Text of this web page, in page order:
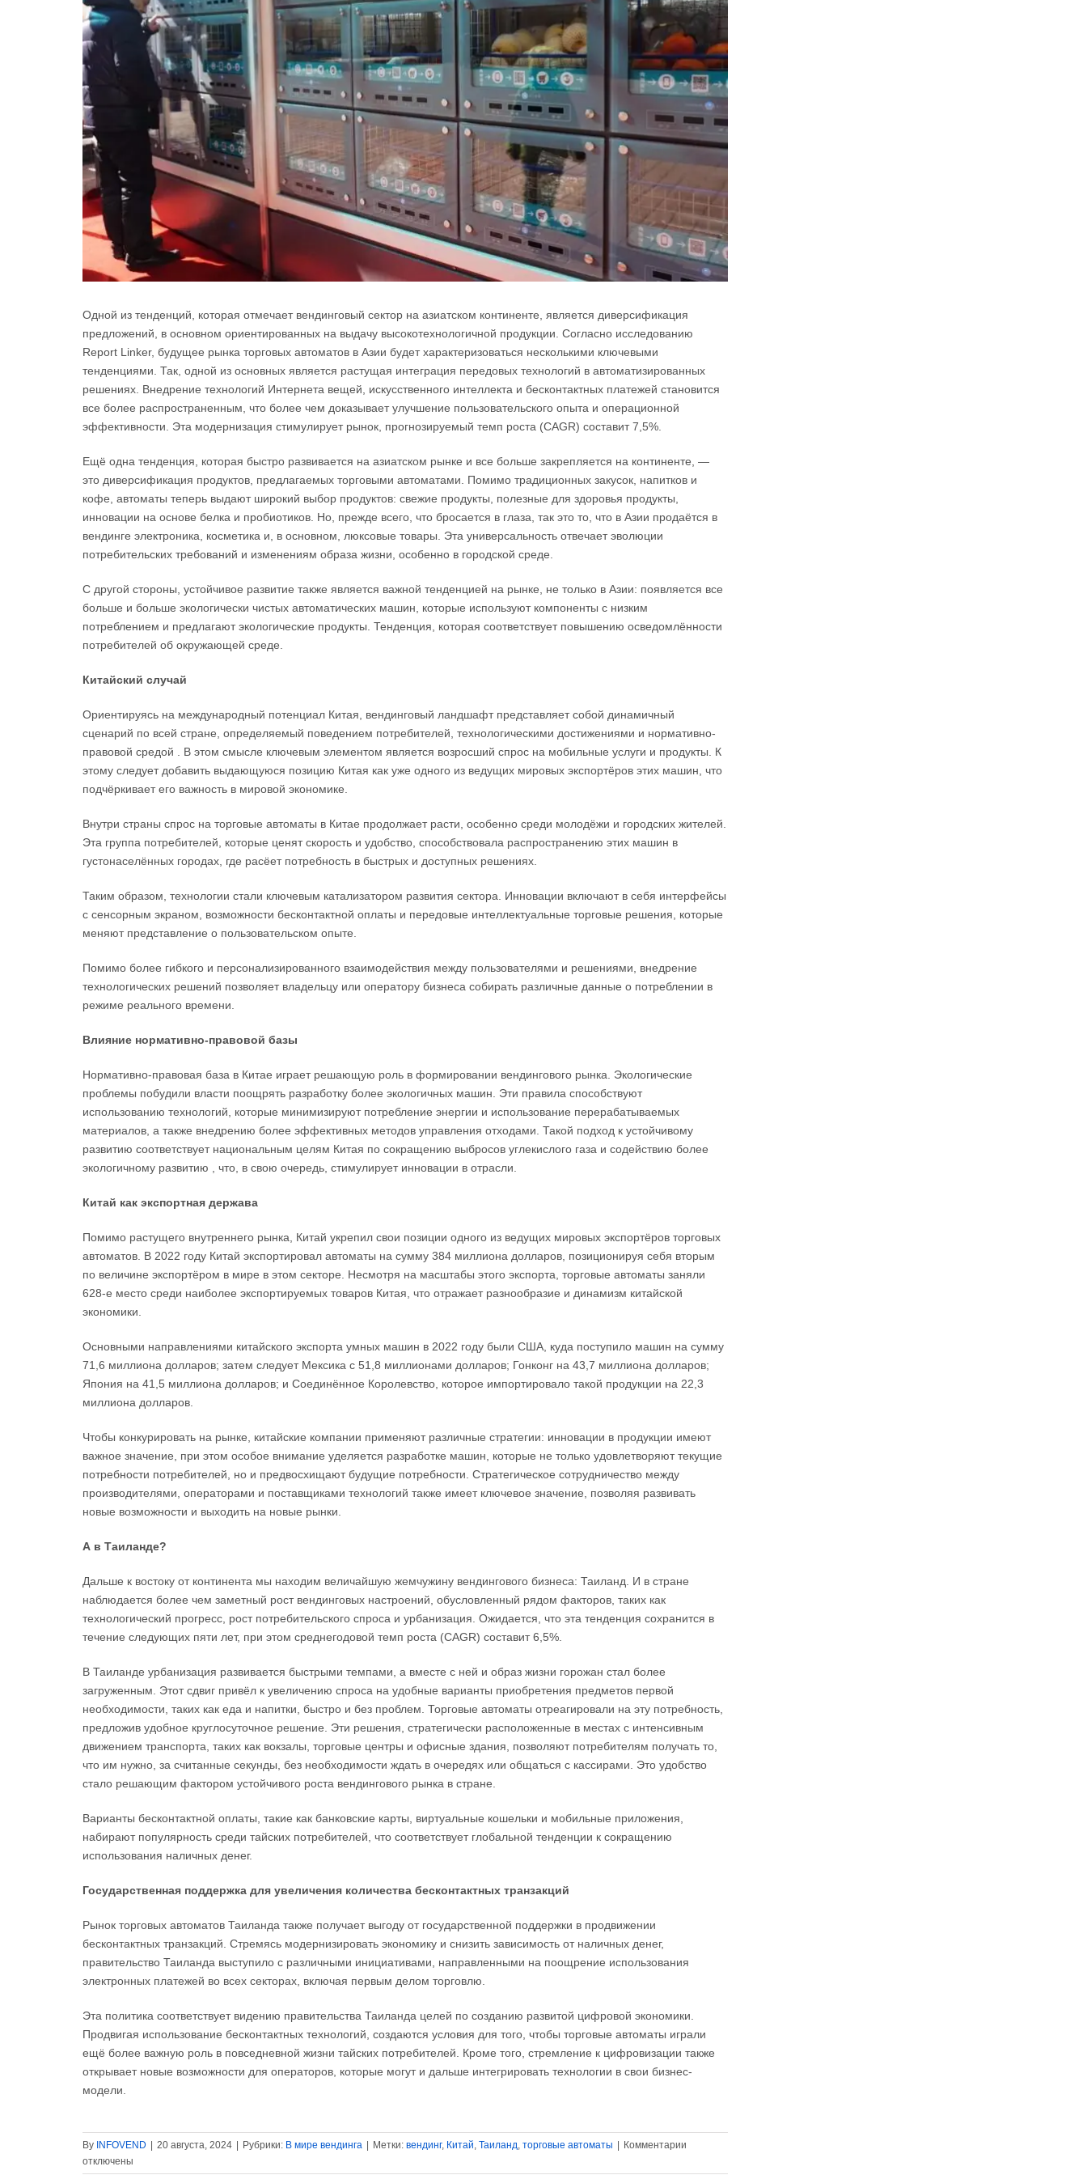
Одной из тенденций, которая отмечает вендинговый сектор на азиатском континенте, является диверсификация
предложений, в основном ориентированных на выдачу высокотехнологичной продукции. Согласно исследованию
Report Linker, будущее рынка торговых автоматов в Азии будет характеризоваться несколькими ключевыми
тенденциями. Так, одной из основных является растущая интеграция передовых технологий в автоматизированных
решениях. Внедрение технологий Интернета вещей, искусственного интеллекта и бесконтактных платежей становится
все более распространенным, что более чем доказывает улучшение пользовательского опыта и операционной
эффективности. Эта модернизация стимулирует рынок, прогнозируемый темп роста (CAGR) составит 7,5%.
Ещё одна тенденция, которая быстро развивается на азиатском рынке и все больше закрепляется на континенте, —
это диверсификация продуктов, предлагаемых торговыми автоматами. Помимо традиционных закусок, напитков и
кофе, автоматы теперь выдают широкий выбор продуктов: свежие продукты, полезные для здоровья продукты,
инновации на основе белка и пробиотиков. Но, прежде всего, что бросается в глаза, так это то, что в Азии продаётся в
вендинге электроника, косметика и, в основном, люксовые товары. Эта универсальность отвечает эволюции
потребительских требований и изменениям образа жизни, особенно в городской среде.
С другой стороны, устойчивое развитие также является важной тенденцией на рынке, не только в Азии: появляется все
больше и больше экологически чистых автоматических машин, которые используют компоненты с низким
потреблением и предлагают экологические продукты. Тенденция, которая соответствует повышению осведомлённости
потребителей об окружающей среде.
Китайский случай
Ориентируясь на международный потенциал Китая, вендинговый ландшафт представляет собой динамичный
сценарий по всей стране, определяемый поведением потребителей, технологическими достижениями и нормативно-
правовой средой . В этом смысле ключевым элементом является возросший спрос на мобильные услуги и продукты. К
этому следует добавить выдающуюся позицию Китая как уже одного из ведущих мировых экспортёров этих машин, что
подчёркивает его важность в мировой экономике.
Внутри страны спрос на торговые автоматы в Китае продолжает расти, особенно среди молодёжи и городских жителей.
Эта группа потребителей, которые ценят скорость и удобство, способствовала распространению этих машин в
густонаселённых городах, где расёет потребность в быстрых и доступных решениях.
Таким образом, технологии стали ключевым катализатором развития сектора. Инновации включают в себя интерфейсы
с сенсорным экраном, возможности бесконтактной оплаты и передовые интеллектуальные торговые решения, которые
меняют представление о пользовательском опыте.
Помимо более гибкого и персонализированного взаимодействия между пользователями и решениями, внедрение
технологических решений позволяет владельцу или оператору бизнеса собирать различные данные о потреблении в
режиме реального времени.
Влияние нормативно-правовой базы
Нормативно-правовая база в Китае играет решающую роль в формировании вендингового рынка. Экологические
проблемы побудили власти поощрять разработку более экологичных машин. Эти правила способствуют
использованию технологий, которые минимизируют потребление энергии и использование перерабатываемых
материалов, а также внедрению более эффективных методов управления отходами. Такой подход к устойчивому
развитию соответствует национальным целям Китая по сокращению выбросов углекислого газа и содействию более
экологичному развитию , что, в свою очередь, стимулирует инновации в отрасли.
Китай как экспортная держава
Помимо растущего внутреннего рынка, Китай укрепил свои позиции одного из ведущих мировых экспортёров торговых
автоматов. В 2022 году Китай экспортировал автоматы на сумму 384 миллиона долларов, позиционируя себя вторым
по величине экспортёром в мире в этом секторе. Несмотря на масштабы этого экспорта, торговые автоматы заняли
628-е место среди наиболее экспортируемых товаров Китая, что отражает разнообразие и динамизм китайской
экономики.
Основными направлениями китайского экспорта умных машин в 2022 году были США, куда поступило машин на сумму
71,6 миллиона долларов; затем следует Мексика с 51,8 миллионами долларов; Гонконг на 43,7 миллиона долларов;
Япония на 41,5 миллиона долларов; и Соединённое Королевство, которое импортировало такой продукции на 22,3
миллиона долларов.
Чтобы конкурировать на рынке, китайские компании применяют различные стратегии: инновации в продукции имеют
важное значение, при этом особое внимание уделяется разработке машин, которые не только удовлетворяют текущие
потребности потребителей, но и предвосхищают будущие потребности. Стратегическое сотрудничество между
производителями, операторами и поставщиками технологий также имеет ключевое значение, позволяя развивать
новые возможности и выходить на новые рынки.
А в Таиланде?
Дальше к востоку от континента мы находим величайшую жемчужину вендингового бизнеса: Таиланд. И в стране
наблюдается более чем заметный рост вендинговых настроений, обусловленный рядом факторов, таких как
технологический прогресс, рост потребительского спроса и урбанизация. Ожидается, что эта тенденция сохранится в
течение следующих пяти лет, при этом среднегодовой темп роста (CAGR) составит 6,5%.
В Таиланде урбанизация развивается быстрыми темпами, а вместе с ней и образ жизни горожан стал более
загруженным. Этот сдвиг привёл к увеличению спроса на удобные варианты приобретения предметов первой
необходимости, таких как еда и напитки, быстро и без проблем. Торговые автоматы отреагировали на эту потребность,
предложив удобное круглосуточное решение. Эти решения, стратегически расположенные в местах с интенсивным
движением транспорта, таких как вокзалы, торговые центры и офисные здания, позволяют потребителям получать то,
что им нужно, за считанные секунды, без необходимости ждать в очередях или общаться с кассирами. Это удобство
стало решающим фактором устойчивого роста вендингового рынка в стране.
Варианты бесконтактной оплаты, такие как банковские карты, виртуальные кошельки и мобильные приложения,
набирают популярность среди тайских потребителей, что соответствует глобальной тенденции к сокращению
использования наличных денег.
Государственная поддержка для увеличения количества бесконтактных транзакций
Рынок торговых автоматов Таиланда также получает выгоду от государственной поддержки в продвижении
бесконтактных транзакций. Стремясь модернизировать экономику и снизить зависимость от наличных денег,
правительство Таиланда выступило с различными инициативами, направленными на поощрение использования
электронных платежей во всех секторах, включая первым делом торговлю.
Эта политика соответствует видению правительства Таиланда целей по созданию развитой цифровой экономики.
Продвигая использование бесконтактных технологий, создаются условия для того, чтобы торговые автоматы играли
ещё более важную роль в повседневной жизни тайских потребителей. Кроме того, стремление к цифровизации также
открывает новые возможности для операторов, которые могут и дальше интегрировать технологии в свои бизнес-
модели.
By INFOVEND | 20 августа, 2024 | Рубрики: В мире вендинга | Метки: вендинг, Китай Таиланд торговые автоматы | Комментарии
отключены